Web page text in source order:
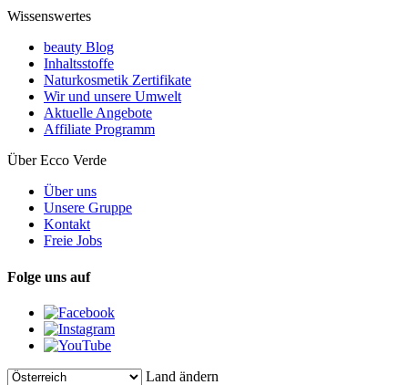
Wissenswertes
beauty Blog
Inhaltsstoffe
Naturkosmetik Zertifikate
Wir und unsere Umwelt
Aktuelle Angebote
Affiliate Programm
Über Ecco Verde
Über uns
Unsere Gruppe
Kontakt
Freie Jobs
Folge uns auf
Land ändern